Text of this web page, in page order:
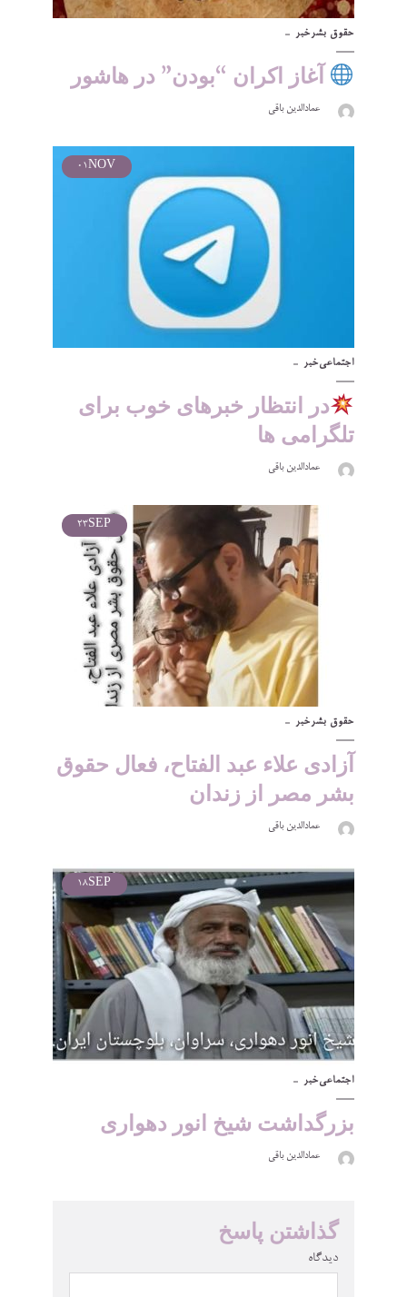
حقوق بشرخبر
آغاز اکران “بودن” در هاشور
عمادالدین باقی
NOV
01
اجتماعیخبر
در انتظار خبرهای خوب برای
تلگرامی ها
عمادالدین باقی
SEP
23
حقوق بشرخبر
آزادی علاء عبد الفتاح، فعال حقوق
بشر مصر از زندان
عمادالدین باقی
SEP
18
اجتماعیخبر
بزرگداشت شیخ انور دهواری
عمادالدین باقی
گذاشتن پاسخ
دیدگاه